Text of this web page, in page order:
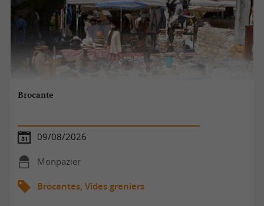
Brocante
09/08/2026
Monpazier
Brocantes, Vides greniers